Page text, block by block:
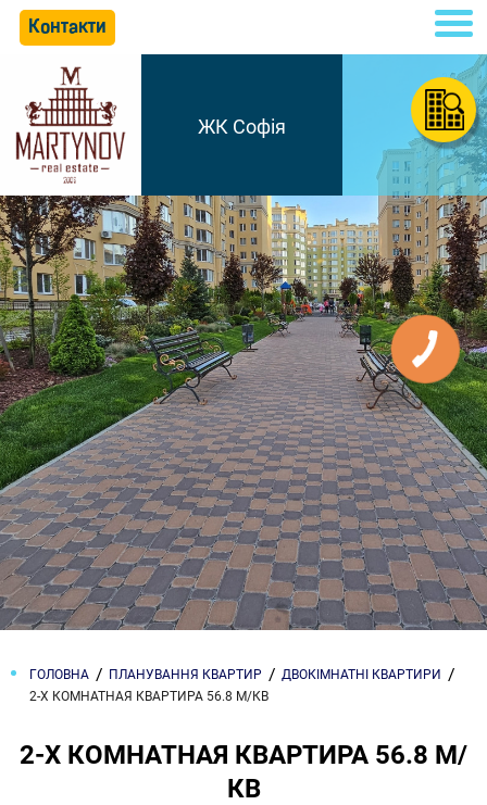
Контакти
ЖК Софія
ГОЛОВНА ПЛАНУВАННЯ КВАРТИР
ДВОКІМНАТНІ КВАРТИРИ
2-Х КОМНАТНАЯ КВАРТИРА 56.8 М/КВ
2-Х КОМНАТНАЯ КВАРТИРА 56.8 М/
КВ